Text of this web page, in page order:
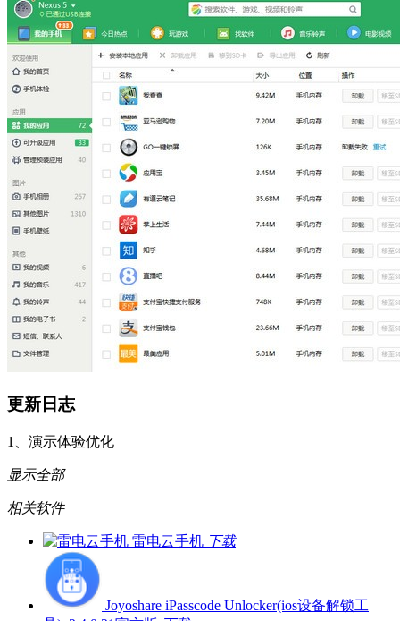
更新日志
1、演示体验优化
显示全部
相关软件
雷电云手机 下载
Joyoshare iPasscode Unlocker(ios设备解锁工